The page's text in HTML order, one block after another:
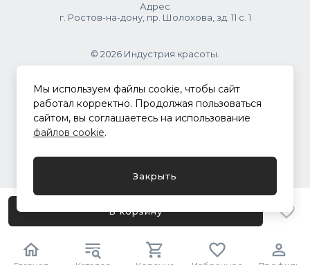
В корзину
Адрес
г. Ростов-на-дону, пр. Шолохова, зд. 11 с. 1
© 2026 Индустрия красоты.
.
Политика конфиденциальности
Мы используем файлы cookie, чтобы сайт
работал корректно. Продолжая пользоваться
сайтом, вы соглашаетесь на использование
файлов cookie.
Закрыть